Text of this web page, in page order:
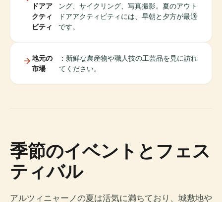
ドアア
クティ
ビティ
ング、サイクリング、写真撮影。夏のアウト
ドアアクティビティには、早朝と夕方が最適
です。
地元の
市場
：新鮮な農産物や職人技の工芸品を見に訪れ
てください。
季節のイベントとフェス
ティバル
アルツィニャーノの夏は活気に満ちており、城敷地や